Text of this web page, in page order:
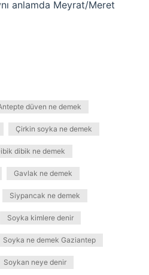
anlamda Meyrat/Meret
düven ne demek
Çirkin soyka ne demek
dibik ne demek
Gavlak ne demek
Siypancak ne demek
Soyka kimlere denir
Soyka ne demek Gaziantep
Soykan neye denir